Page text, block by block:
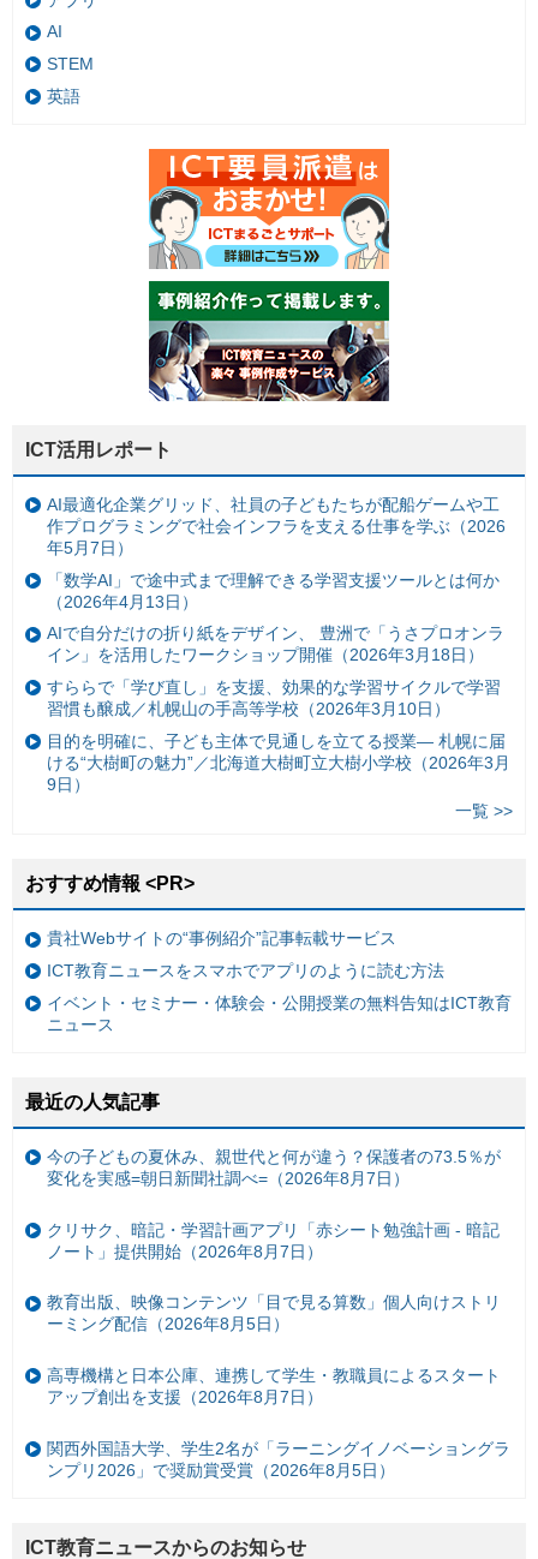
AI
STEM
英語
ICT活用レポート
AI最適化企業グリッド、社員の子どもたちが配船ゲームや工
作プログラミングで社会インフラを支える仕事を学ぶ（2026
年5月7日）
「数学AI」で途中式まで理解できる学習支援ツールとは何か
（2026年4月13日）
AIで自分だけの折り紙をデザイン、 豊洲で「うさプロオンラ
イン」を活用したワークショップ開催（2026年3月18日）
すららで「学び直し」を支援、効果的な学習サイクルで学習
習慣も醸成／札幌山の手高等学校（2026年3月10日）
目的を明確に、子ども主体で見通しを立てる授業— 札幌に届
ける“大樹町の魅力”／北海道大樹町立大樹小学校（2026年3月
9日）
一覧 >>
おすすめ情報 <PR>
貴社Webサイトの“事例紹介”記事転載サービス
ICT教育ニュースをスマホでアプリのように読む方法
イベント・セミナー・体験会・公開授業の無料告知はICT教育
ニュース
最近の人気記事
今の子どもの夏休み、親世代と何が違う？保護者の73.5％が
変化を実感=朝日新聞社調べ=（2026年8月7日）
クリサク、暗記・学習計画アプリ「赤シート勉強計画 - 暗記
ノート」提供開始（2026年8月7日）
教育出版、映像コンテンツ「目で見る算数」個人向けストリ
ーミング配信（2026年8月5日）
高専機構と日本公庫、連携して学生・教職員によるスタート
アップ創出を支援（2026年8月7日）
関西外国語大学、学生2名が「ラーニングイノベーショングラ
ンプリ2026」で奨励賞受賞（2026年8月5日）
ICT教育ニュースからのお知らせ